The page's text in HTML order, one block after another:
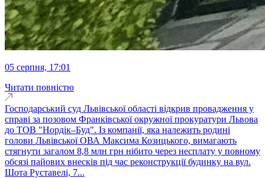
05 серпня, 17:01
Читати повністю
Господарський суд Львівської області відкрив провадження у
справі за позовом Франківської окружної прокуратури Львова
до ТОВ "Нордік–Буд". Із компанії, яка належить родині
голови Львівської ОВА Максима Козицького, вимагають
стягнути загалом 8,8 млн грн нібито через несплату у повному
обсязі пайових внесків під час реконструкції будинку на вул.
Шота Руставелі, 7...